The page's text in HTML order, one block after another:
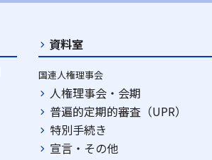
資料室
国連人権理事会
人権理事会・会期
普遍的定期的審査（UPR）
特別手続き
宣言・その他